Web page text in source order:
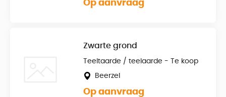
Op aanvraag
Zwarte grond
Teeltaarde / teelaarde - Te koop
Beerzel
Op aanvraag